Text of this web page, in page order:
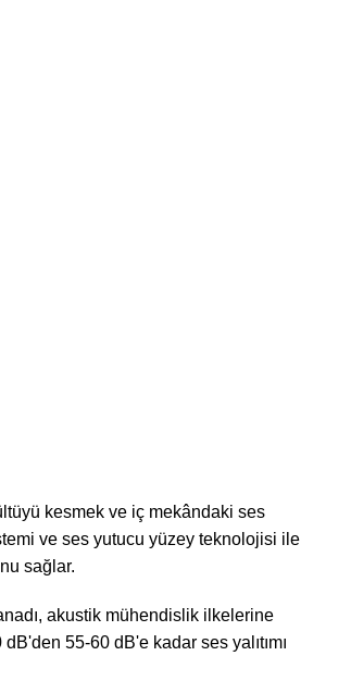
kesmek ve iç mekândaki ses
ve ses yutucu yüzey teknolojisi ile
sağlar.
akustik mühendislik ilkelerine
55-60 dB'e kadar ses yalıtımı